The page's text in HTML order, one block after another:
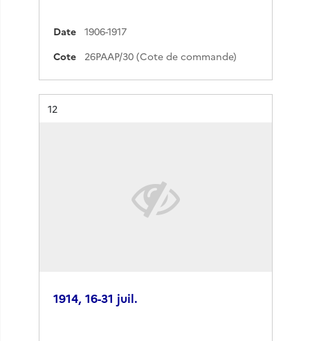
Date
1906-1917
Cote
26PAAP/30 (Cote de commande)
Résultat n°
12
1914, 16-31 juil.